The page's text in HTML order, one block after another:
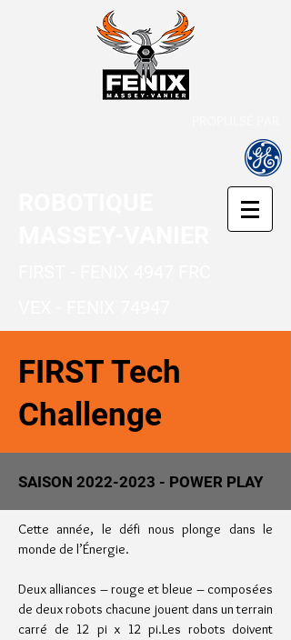
FIRST Tech
Challenge
SAISON 2022-2023 - POWER PLAY
Cette année, le défi nous plonge dans le
monde de l’Énergie.
Deux alliances – rouge et bleue – composées
de deux robots chacune jouent dans un terrain
carré de 12 pi x 12 pi.Les robots doivent